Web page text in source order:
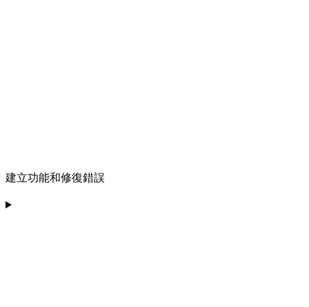
建立功能和修復錯誤